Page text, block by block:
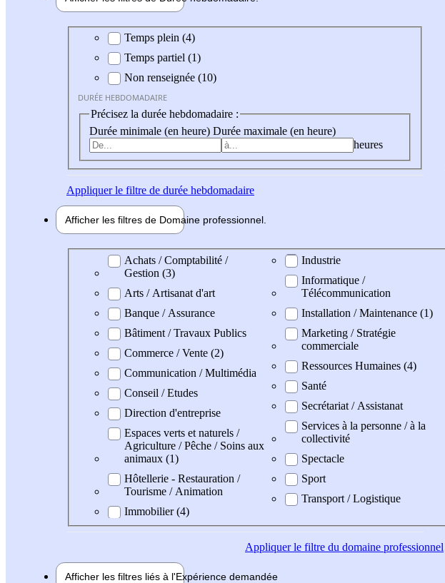
Durée hebdomadaire
Temps plein (4)
Temps partiel (1)
Non renseignée (10)
DURÉE HEBDOMADAIRE
Précisez la durée hebdomadaire :
Durée minimale (en heure) Durée maximale (en heure)
heures
Appliquerle filtre de durée hebdomadaire
Afficher les filtres de Domaine professionnel
Domaine professionel
Achats / Comptabilité /
Gestion (3)
Arts / Artisanat d'art
Banque / Assurance
Bâtiment / Travaux Publics
Commerce / Vente (2)
Communication / Multimédia
Conseil / Etudes
Direction d'entreprise
Espaces verts et naturels /
Agriculture / Pêche / Soins aux
animaux (1)
Hôtellerie - Restauration /
Tourisme / Animation
Immobilier (4)
Industrie
Informatique /
Télécommunication
Installation / Maintenance (1)
Marketing / Stratégie
commerciale
Ressources Humaines (4)
Santé
Secrétariat / Assistanat
Services à la personne / à la
collectivité
Spectacle
Sport
Transport / Logistique
Appliquerle filtre du domaine professionnel
Afficher les filtres liés à l'Expérience demandée